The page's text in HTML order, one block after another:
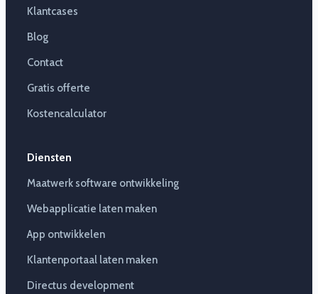
Klantcases
Blog
Contact
Gratis offerte
Kostencalculator
Diensten
Maatwerk software ontwikkeling
Webapplicatie laten maken
App ontwikkelen
Klantenportaal laten maken
Directus development